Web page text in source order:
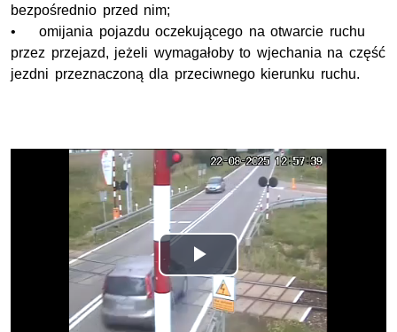
bezpośrednio przed nim;
• omijania pojazdu oczekującego na otwarcie ruchu
przez przejazd, jeżeli wymagałoby to wjechania na część
jezdni przeznaczoną dla przeciwnego kierunku ruchu.
Odtwórz
wideo